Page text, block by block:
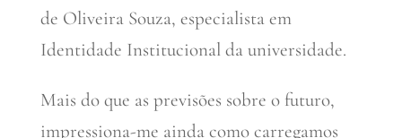
de Oliveira Souza, especialista em
Identidade Institucional da universidade.
Mais do que as previsões sobre o futuro,
impressiona-me ainda como carregamos